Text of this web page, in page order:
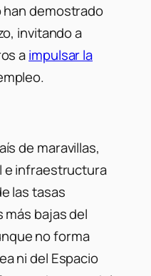
demostrado
invitando a
aimpulsar la
de maravillas,
e infraestructura
las tasas
bajas del
no forma
ni del Espacio